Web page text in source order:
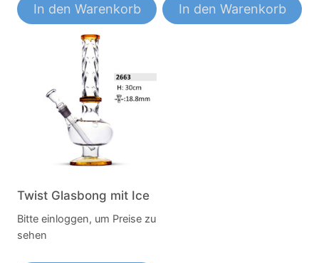
In den Warenkorb In den Warenkorb
Twist Glasbong mit Ice
Bitte einloggen, um Preise zu
sehen